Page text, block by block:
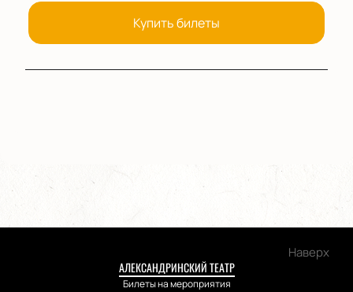
Купить билеты
Наверх
АЛЕКСАНДРИНСКИЙ ТЕАТР
Билеты на мероприятия